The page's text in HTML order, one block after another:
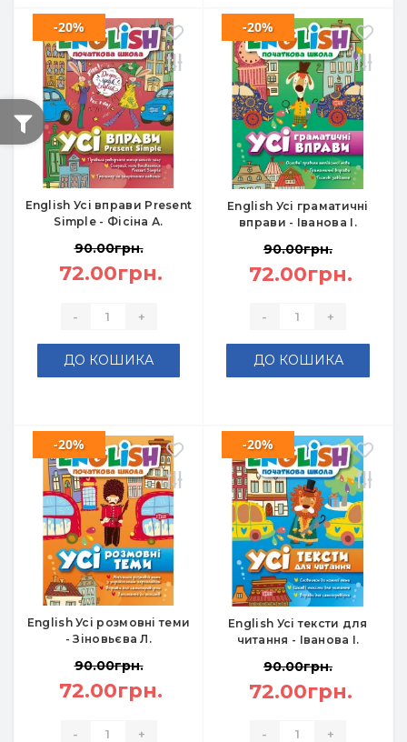
English Усі вправи Present
Simple - Фісіна А.
-20%
90.00грн.
72.00грн.
- +
ДО КОШИКА
English Усі граматичні
вправи - Іванова І.
-20%
90.00грн.
72.00грн.
- +
ДО КОШИКА
English Усі розмовні теми
- Зіновьєва Л.
-20%
90.00грн.
72.00грн.
- +
English Усі тексти для
читання - Іванова І.
-20%
90.00грн.
72.00грн.
- +